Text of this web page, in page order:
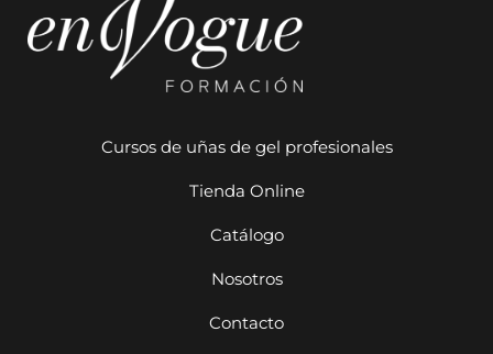
Cursos de uñas de gel profesionales
Tienda Online
Catálogo
Nosotros
Contacto